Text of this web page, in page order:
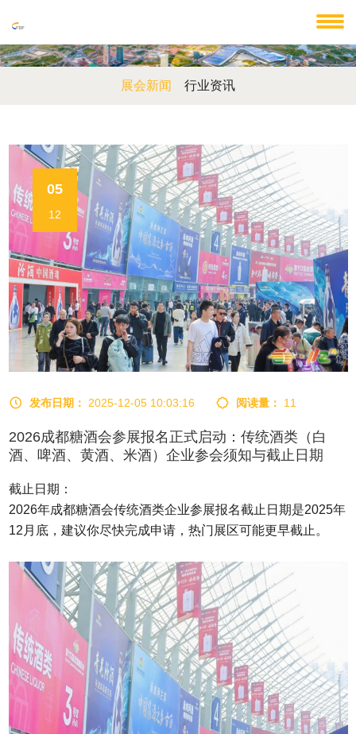
展会新闻 行业资讯
05
12
发布日期： 2025-12-05 10:03:16 阅读量： 11
2026成都糖酒会参展报名正式启动：传统酒类（白
酒、啤酒、黄酒、米酒）企业参会须知与截止日期
截止日期：
2026年成都糖酒会传统酒类企业参展报名截止日期是‌2025年
12月底‌，建议你尽快完成申请，热门展区可能更早截止。‌